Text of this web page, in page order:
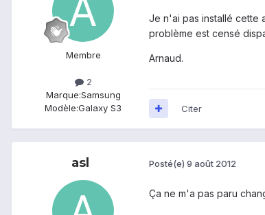
Membre
2
Marque:Samsung
Modèle:Galaxy S3
Je n'ai pas installé cette
problème est censé
Arnaud.
Citer
asl Posté(e) 9 août 2012
Ça ne m'a pas paru